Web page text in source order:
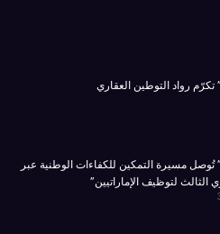
رواد التوطين العقاري
تُوصل مسيرة التمكين للكفاءات الوطنية عبر
الثالث لتوظيف الإماراتيين”